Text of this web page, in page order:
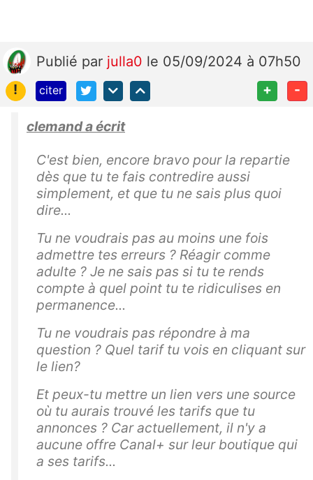
Publié par julla0 le 05/09/2024 à 07h50
!
citer + -
clemand a écrit
C'est bien, encore bravo pour la repartie
dès que tu te fais contredire aussi
simplement, et que tu ne sais plus quoi
dire...
Tu ne voudrais pas au moins une fois
admettre tes erreurs ? Réagir comme
adulte ? Je ne sais pas si tu te rends
compte à quel point tu te ridiculises en
permanence...
Tu ne voudrais pas répondre à ma
question ? Quel tarif tu vois en cliquant sur
le lien?
Et peux-tu mettre un lien vers une source
où tu aurais trouvé les tarifs que tu
annonces ? Car actuellement, il n'y a
aucune offre Canal+ sur leur boutique qui
a ses tarifs...